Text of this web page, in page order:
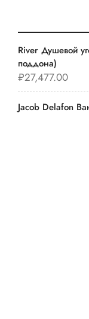
River Душевой
поддона)
₽27,477.00
Jacob Delafon